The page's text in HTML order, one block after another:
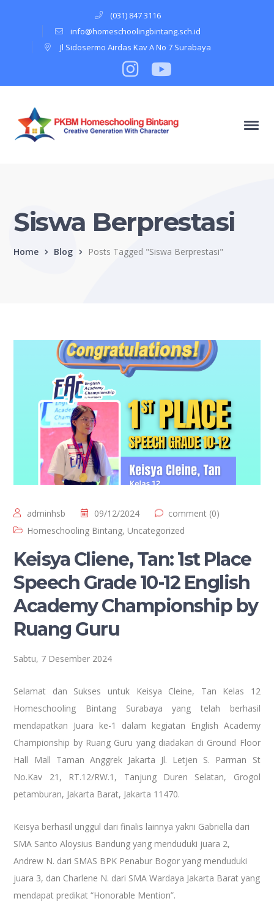
(031) 847 3116
info@homeschoolingbintang.sch.id
Jl Sidosermo Airdas Kav A No 7 Surabaya
Instagram
Profile
Youtube
Siswa Berprestasi
Home Blog Posts Tagged "Siswa Berprestasi"
adminhsb 09/12/2024
comment (0)
Homeschooling Bintang, Uncategorized
Keisya Cliene, Tan: 1st Place
Speech Grade 10-12 English
Academy Championship by
Ruang Guru
Sabtu, 7 Desember 2024
Selamat dan Sukses untuk Keisya Cleine, Tan Kelas 12
Homeschooling Bintang Surabaya yang telah berhasil
mendapatkan Juara ke-1 dalam kegiatan English Academy
Championship by Ruang Guru yang diadakan di Ground Floor
Hall Mall Taman Anggrek Jakarta Jl. Letjen S. Parman St
No.Kav 21, RT.12/RW.1, Tanjung Duren Selatan, Grogol
petamburan, Jakarta Barat, Jakarta 11470.
Keisya berhasil unggul dari finalis lainnya yakni Gabriella dari
SMA Santo Aloysius Bandung yang menduduki juara 2,
Andrew N. dari SMAS BPK Penabur Bogor yang menduduki
juara 3, dan Charlene N. dari SMA Wardaya Jakarta Barat yang
mendapat predikat “Honorable Mention”.